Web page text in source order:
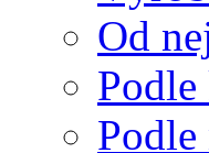
Od
Podle